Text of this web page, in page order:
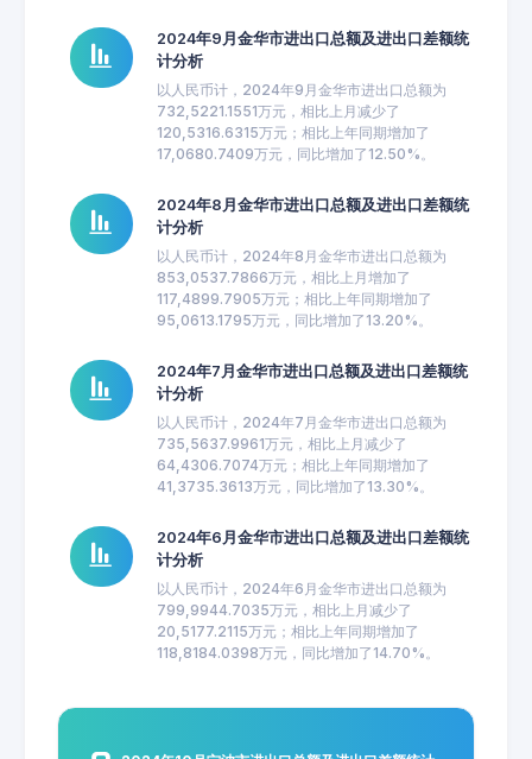
2024年9月金华市进出口总额及进出口差额统
计分析
以人民币计，2024年9月金华市进出口总额为
732,5221.1551万元，相比上月减少了
120,5316.6315万元；相比上年同期增加了
17,0680.7409万元，同比增加了12.50%。
2024年8月金华市进出口总额及进出口差额统
计分析
以人民币计，2024年8月金华市进出口总额为
853,0537.7866万元，相比上月增加了
117,4899.7905万元；相比上年同期增加了
95,0613.1795万元，同比增加了13.20%。
2024年7月金华市进出口总额及进出口差额统
计分析
以人民币计，2024年7月金华市进出口总额为
735,5637.9961万元，相比上月减少了
64,4306.7074万元；相比上年同期增加了
41,3735.3613万元，同比增加了13.30%。
2024年6月金华市进出口总额及进出口差额统
计分析
以人民币计，2024年6月金华市进出口总额为
799,9944.7035万元，相比上月减少了
20,5177.2115万元；相比上年同期增加了
118,8184.0398万元，同比增加了14.70%。